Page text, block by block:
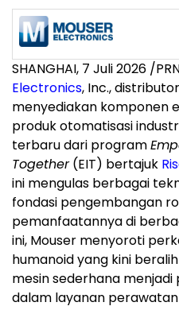
SHANGHAI, 7 Juli 2026 /
Electronics, Inc.,
menyediakan komponen
produk otomatisasi
terbaru dari program
Together(EIT) bertajuk
ini mengulas berbagai
fondasi pengembangan
pemanfaatannya di
ini, Mouser menyoroti
humanoid yang kini
mesin sederhana
dalam layanan